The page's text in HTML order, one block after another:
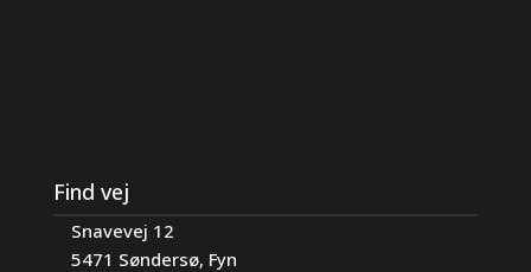
Find vej
Snavevej 12
5471 Søndersø, Fyn